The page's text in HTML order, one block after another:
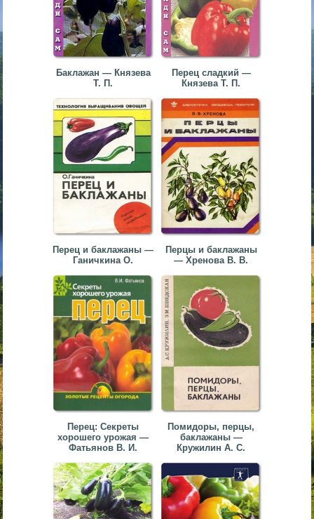
Баклажан — Князева
Т. П.
Перец сладкий —
Князева Т. П.
Перец и баклажаны —
Ганичкина О.
Перцы и баклажаны
— Хренова В. В.
Перец: Секреты
хорошего урожая —
Фатьянов В. И.
Помидоры, перцы,
баклажаны —
Кружилин А. С.